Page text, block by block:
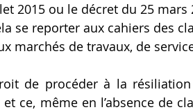
2015 ou le décret du 25 mars
se reporter aux cahiers des
marchés de travaux, de
de procéder à la
ce, même en l’absence de